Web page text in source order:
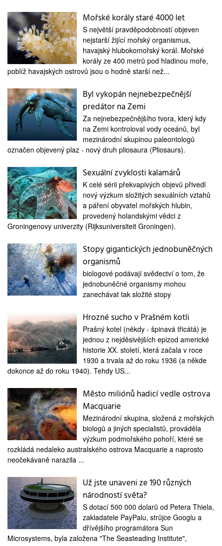
Mořské korály staré 4000 let
S největší pravděpodobností objeven
nejstarší žijící mořský organismus,
havajský hlubokomořský korál. Mořské
korály ze 400 metrů pod hladinou moře,
poblíž havajských ostrovů jsou o hodně starší než...
Byl vykopán nejnebezpečnější
predátor na Zemi
Za nejnebezpečnějšího tvora, který kdy
na Zemi kontroloval vody oceánů, byl
mezinárodní skupinou paleontologů
označen objevený plaz - nový druh pliosaura (Pliosaurs).
Sexuální zvyklosti kalamárů
K celé sérii překvapivých objevů přivedl
nový výzkum složitých sexuálních vztahů
a páření obyvatel mořských hlubin,
provedený holandskými vědci z
Groningenovy univerzity (Rijksuniversiteit Groningen).
Stopy gigantických jednobuněčných
organismů
biologové podávají svědectví o tom, že
jednobuněčné organismy mohou
zanechávat tak složité stopy
Hrozné sucho v Prašném kotli
Prašný kotel (někdy - špinavá třicátá) je
jednou z nejděsivějších epizod americké
historie XX. století, která začala v roce
1930 a trvala až do roku 1936 (a někde
dokonce až do roku 1940). Tehdy US...
Město miliónů hadicí vedle ostrova
Macquarie
Mezinárodní skupina, složená z mořských
biologů a jiných specialistů, prováděla
výzkum podmořského pohoří, které se
rozkládá nedaleko australského ostrova Macquarie a naprosto
neočekávaně narazila ...
Už jste unaveni ze 190 různých
národností světa?
S dotací 500 000 dolarů od Petera Thiela,
zakladatele PayPalu, strůjce Googlu a
dřívějšího programátora Sun
Microsystems, byla založena "The Seasteading Institute",